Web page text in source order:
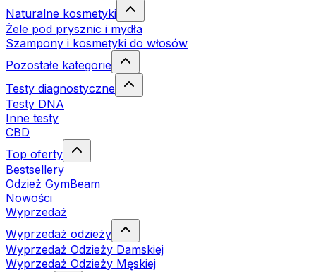
Naturalne kosmetyki
Żele pod prysznic i mydła
Szampony i kosmetyki do włosów
Pozostałe kategorie
Testy diagnostyczne
Testy DNA
Inne testy
CBD
Top oferty
Bestsellery
Odzież GymBeam
Nowości
Wyprzedaż
Wyprzedaż odzieży
Wyprzedaż Odzieży Damskiej
Wyprzedaż Odzieży Męskiej